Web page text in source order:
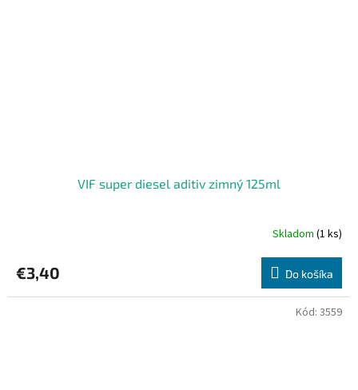
VIF super diesel aditiv zimný 125ml
Skladom (1 ks)
€3,40 Do košíka
Kód: 3559